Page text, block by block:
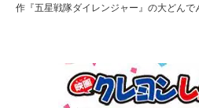
作『五星戦隊ダイレンジャー』の大どんで